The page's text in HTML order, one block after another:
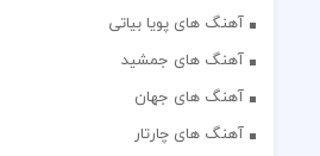
آهنگ های پویا بیاتی
آهنگ های جمشید
آهنگ های جهان
آهنگ های چارتار